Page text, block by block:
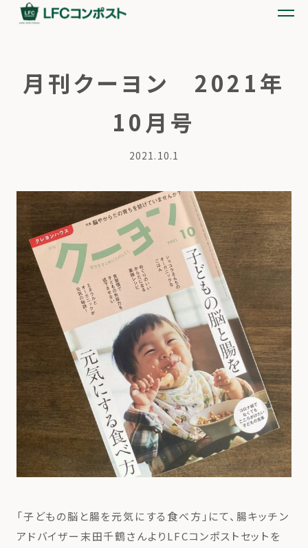
月刊クーヨン 2021年
10月号
2021.10.1
「子どもの脳と腸を元気にする食べ方」にて、腸キッチン
アドバイザー末田千鶴さんよりLFCコンポストセットを